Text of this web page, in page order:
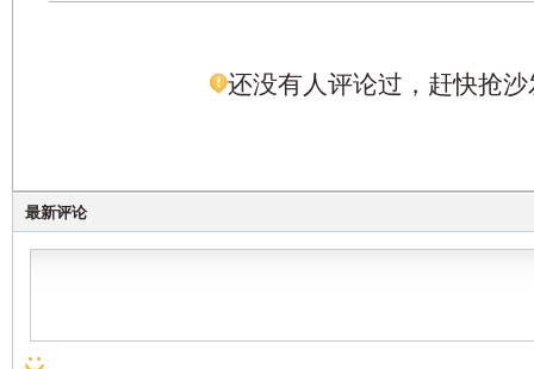
还没有人评论过，赶快抢沙
最新评论